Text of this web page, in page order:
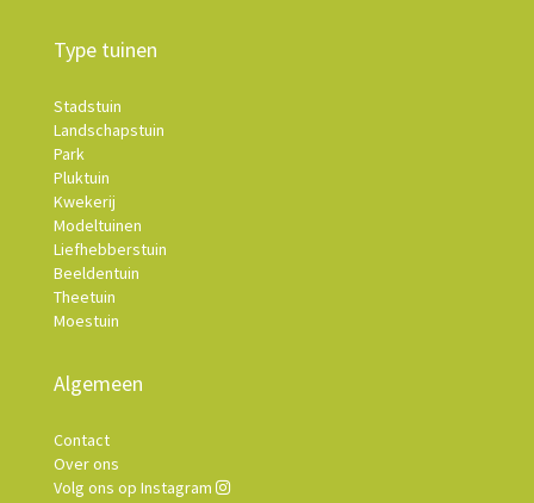
Type tuinen
Stadstuin
Landschapstuin
Park
Pluktuin
Kwekerij
Modeltuinen
Liefhebberstuin
Beeldentuin
Theetuin
Moestuin
Algemeen
Contact
Over ons
Volg ons op Instagram